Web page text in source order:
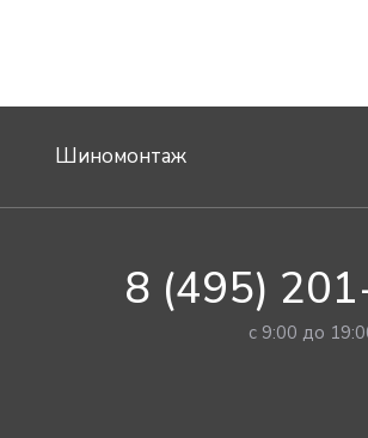
Шиномонтаж
8 (495)
с 9:00 до